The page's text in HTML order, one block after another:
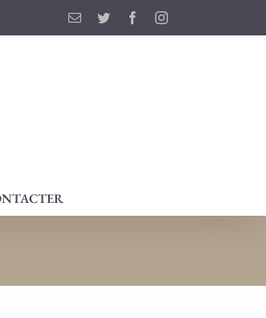
EmailTwitter FacebookInstagram